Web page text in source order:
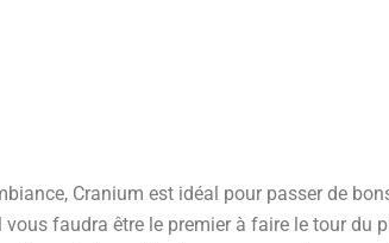
Cranium est idéal pour passer de
faudra être le premier à faire le tour du